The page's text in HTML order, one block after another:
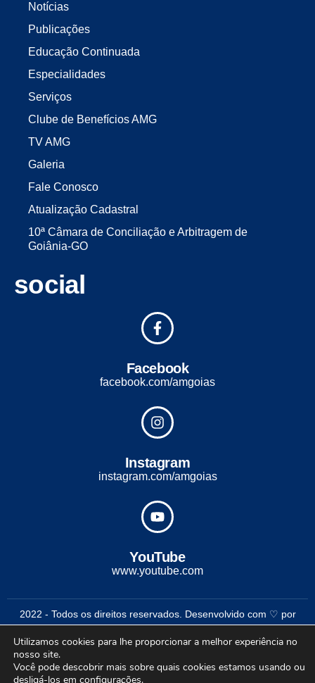
Notícias
Publicações
Educação Continuada
Especialidades
Serviços
Clube de Benefícios AMG
TV AMG
Galeria
Fale Conosco
Atualização Cadastral
10ª Câmara de Conciliação e Arbitragem de
Goiânia-GO
social
Facebook
facebook.com/amgoias
Instagram
instagram.com/amgoias
YouTube
www.youtube.com
2022 - Todos os direitos reservados. Desenvolvido com ♡ por
Conexão Soluções Corporativas
Utilizamos cookies para lhe proporcionar a melhor experiência no
nosso site.
Você pode descobrir mais sobre quais cookies estamos usando ou
desligá-los em configurações.